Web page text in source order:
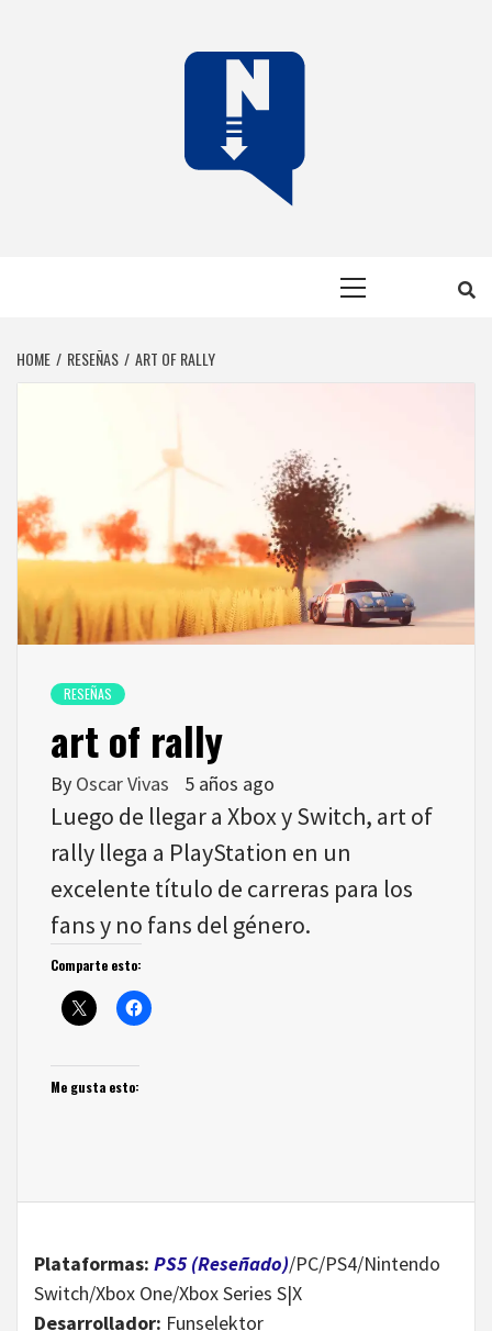
HOME RESEÑAS ART OF RALLY
RESEÑAS
art of rally
By Oscar Vivas 5 años ago
Luego de llegar a Xbox y Switch, art of
rally llega a PlayStation en un
excelente título de carreras para los
fans y no fans del género.
Comparte esto:
Me gusta esto:
Plataformas: PS5 (Reseñado)/PC/PS4/Nintendo
Switch/Xbox One/Xbox Series S|X
Desarrollador: Funselektor